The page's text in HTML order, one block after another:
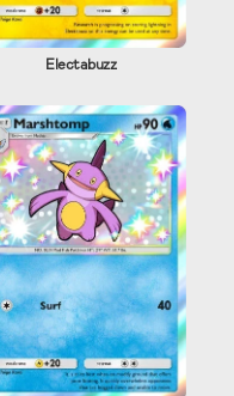
Electabuzz